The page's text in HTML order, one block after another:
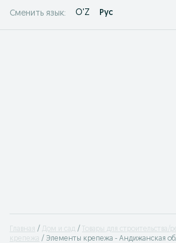
Сменить язык: O'Z Рус
Главная Дом и сад Товары для строительства/
крепежа
Элементы крепежа - Андижанская